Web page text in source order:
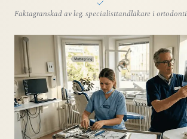
Faktagranskad av leg. specialisttandläkare i ortodonti